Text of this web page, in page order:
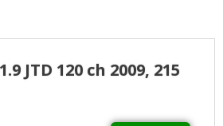
JTD 120 ch 2009, 215